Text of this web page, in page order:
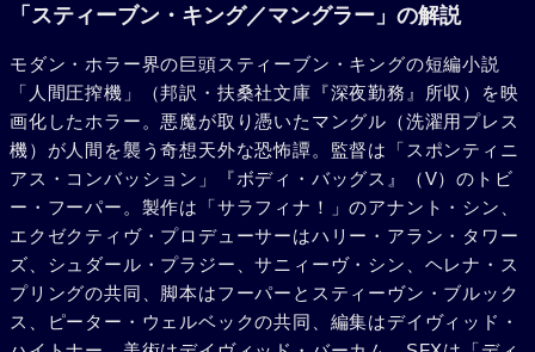
カメラマンはハントンに驚くべき事実を遺言に残して死ぬ。
その中には件のガートレー社長の実の娘もいたのだ。事件の
謎を解くためハントンはジャクソンとガートレーの下へ押し
かける。何とガートレーは事業の成功のため、悪魔と取引、
おのれの足ばかりか実の娘まで生贄にささげ、悪魔の魂を持
つマングルを造り上げたのだった。ガートレーは16歳の誕生
日を迎えたシェリーを生贄に捧げようとするがハントンらに
阻まれ、代わりに自分がマングルに呑み込まれる。ジャクソ
ンはマングルの悪魔払いをはじめるが果たせず、突如として
床から剥がれ上がり生命を持って動きはじめたマングルに惨
殺され、ハントンとシェリーはからくも逃げのびる。マング
「スティーブン・キング／マングラー」の解説
モダン・ホラー界の巨頭スティーブン・キングの短編小説
「人間圧搾機」（邦訳・扶桑社文庫『深夜勤務』所収）を映
画化したホラー。悪魔が取り憑いたマングル（洗濯用プレス
機）が人間を襲う奇想天外な恐怖譚。監督は「スポンティニ
アス・コンバッション」『ボディ・バッグス』（V）のトビ
ー・フーパー。製作は「サラフィナ！」のアナント・シン、
エクゼクティヴ・プロデューサーはハリー・アラン・タワー
ズ、シュダール・プラジー、サニィーヴ・シン、ヘレナ・ス
プリングの共同、脚本はフーパーとスティーヴン・ブルック
ス、ピーター・ウェルベックの共同、編集はデイヴィッド・